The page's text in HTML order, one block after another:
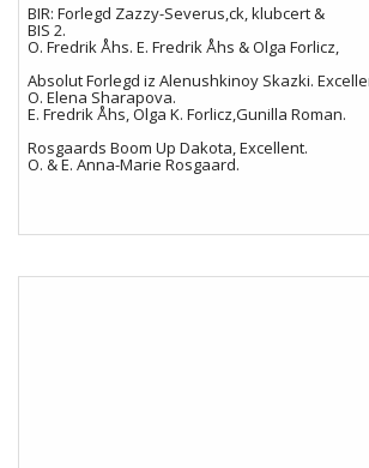
BIR: Forlegd Zazzy-Severus,ck, klubcert &
BIS 2.
O. Fredrik Åhs. E. Fredrik Åhs & Olga Forlicz,
Absolut Forlegd iz Alenushkinoy Skazki.
O. Elena Sharapova.
E. Fredrik Åhs, Olga K. Forlicz,Gunilla Roman.
Rosgaards Boom Up Dakota, Excellent.
O. & E. Anna-Marie Rosgaard.